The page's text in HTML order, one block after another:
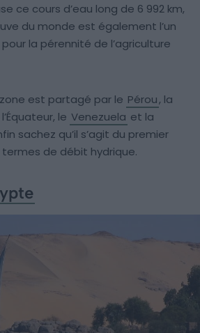
ce cours d’eau long de 6 992 km,
du monde est également l’un
la pérennité de l’agriculture
est partagé par le Pérou, la
l’Équateur, le Venezuela et la
sachez qu’il s’agit du premier
de débit hydrique.